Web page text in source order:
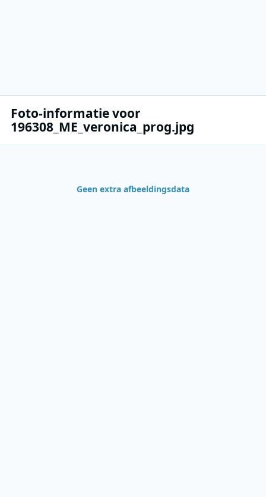
Foto-informatie voor
196308_ME_veronica_prog.jpg
Geen extra afbeeldingsdata